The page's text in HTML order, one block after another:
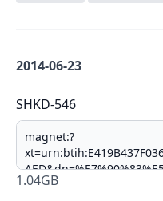
2014-06-23
SHKD-546
1.04GB